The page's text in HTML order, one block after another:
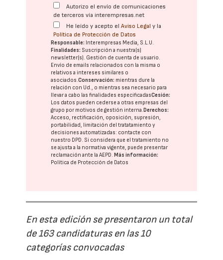
Autorizo el envío de comunicaciones
de terceros vía interempresas.net
He leído y acepto elAviso Legal y la
Política de Protección de Datos
Responsable: Interempresas Media, S.L.U.
Finalidades: Suscripción a nuestra(s)
newsletter(s). Gestión de cuenta de usuario.
Envío de emails relacionados con la misma o
relativos a intereses similares o
asociados.Conservación: mientras dure la
relación con Ud., o mientras sea necesario para
llevar a cabo las finalidades especificadasCesión:
Los datos pueden cederse a otras empresas del
grupo por motivos de gestión interna.Derechos:
Acceso, rectificación, oposición, supresión,
portabilidad, limitación del tratatamiento y
decisiones automatizadas: contacte con
nuestro DPD. Si considera que el tratamiento no
se ajusta a la normativa vigente, puede presentar
reclamación ante laAEPD.Más información:
Política de Protección de Datos
En esta edición se presentaron un total
de 163 candidaturas en las 10
categorías convocadas